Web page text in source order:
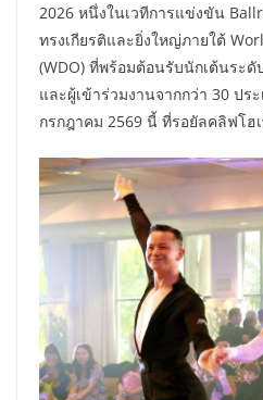
2026 หนึ่งในเวทีการแข่งขัน
ทรงเกียรติและยิ่งใหญ่ภายใต้
(WDO) ที่พร้อมต้อนรับนักเต้นระ
และผู้เข้าร่วมงานจากกว่า 30 ปร
กรกฎาคม 2569 นี้ ที่รอยัลคลิฟโฮ